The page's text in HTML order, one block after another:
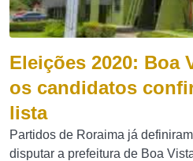
Eleições 2020: Boa
os candidatos
lista
Partidos de Roraima já
disputar a prefeitura de Boa